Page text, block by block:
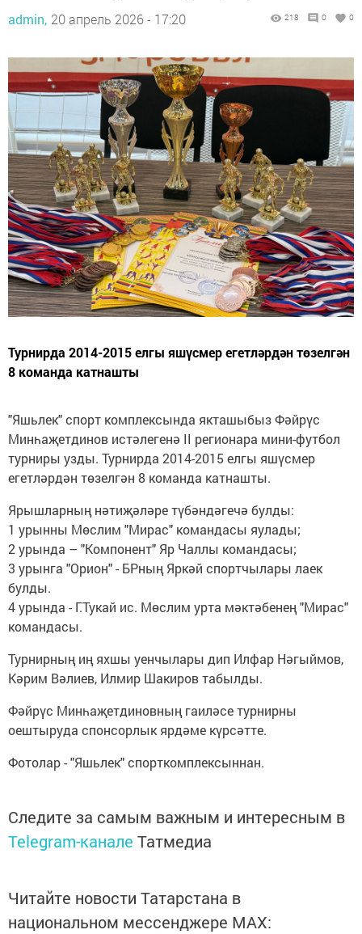
admin, 20 апрель 2026 - 17:20 218 0 0
Турнирда 2014-2015 елгы яшүсмер егетләрдән төзелгән
8 команда катнашты
"Яшьлек" спорт комплексында якташыбыз Фәйрүс
Минһаҗетдинов истәлегенә II регионара мини-футбол
турниры узды. Турнирда 2014-2015 елгы яшүсмер
егетләрдән төзелгән 8 команда катнашты.
Ярышларның нәтиҗәләре түбәндәгечә булды:
1 урынны Мөслим "Мирас" командасы яулады;
2 урында – "Компонент" Яр Чаллы командасы;
3 урынга "Орион" - БРның Яркәй спортчылары лаек
булды.
4 урында - Г.Тукай ис. Мөслим урта мәктәбенең "Мирас"
командасы.
Турнирның иң яхшы уенчылары дип Илфар Нәгыймов,
Кәрим Вәлиев, Илмир Шакиров табылды.
Фәйрүс Минһаҗетдиновның гаиләсе турнирны
оештыруда спонсорлык ярдәме күрсәтте.
Фотолар - "Яшьлек" спорткомплексыннан.
Следите за самым важным и интересным в
Telegram-канале Татмедиа
Читайте новости Татарстана в
национальном мессенджере MАХ: